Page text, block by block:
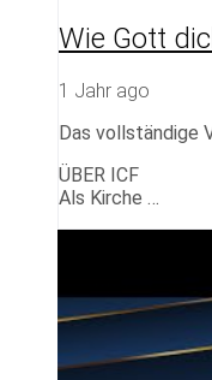
Wie Gott
1 Jahr ago
Das vollständige
ÜBER ICF
Als Kirche …